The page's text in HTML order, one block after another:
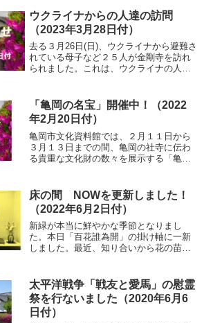
の施餓鬼観は次の3つの視点があると考え
ています。①仏教...
ウクライナからの人達の訪問
（2023年3月28日付）
去る３月26日(日)、ウクライナから避難さ
れている母子など２５人が金剛寺を訪れ
られました。これは、ウクライナの人々
日から受け入れ、寺に案内されたもの。
到着後本堂で、今...
「亀岡の名宝」開催中！（2022
年2月20日付）
亀岡市文化資料館では、２月１１日から
３月１３日までの間、亀岡の社寺に伝わ
る貴重な文化財の数々を展示する「亀岡
かりの品々などが展示されている会場金
剛寺の群仙図や応挙関連品...
床の間 NOWを更新しました！
（2022年6月2日付）
新緑が本当に鮮やかな季節となりまし
た。本日「百花誰為開」の掛け軸に一新
しました。最近、知り合いから花の苗を
いのですが何事も経験なので、合わせて
UPしていきたいと思ってい...
太平洋戦争「戦友と愛馬」の慰霊
祭を行ないました（2020年6月6
日付）